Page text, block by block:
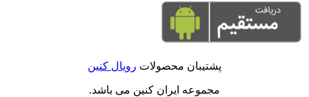
پشتیبان محصولات رویال کنین
مجموعه ایران کنین می باشد.